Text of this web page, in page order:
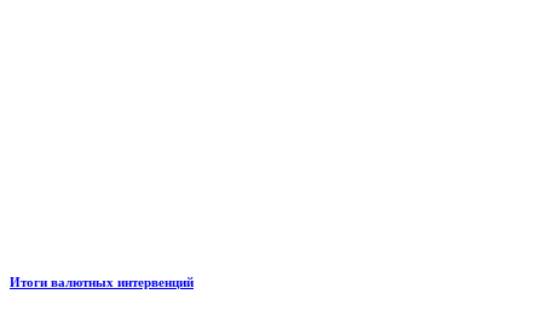
Итоги валютных интервенций